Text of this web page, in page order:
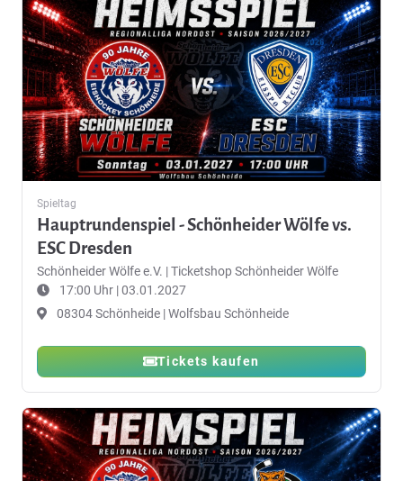
Spieltag
Hauptrundenspiel - Schönheider Wölfe vs.
ESC Dresden
Schönheider Wölfe e.V. |Ticketshop Schönheider Wölfe
17:00 Uhr | 03.01.2027
08304 Schönheide | Wolfsbau Schönheide
Tickets kaufen